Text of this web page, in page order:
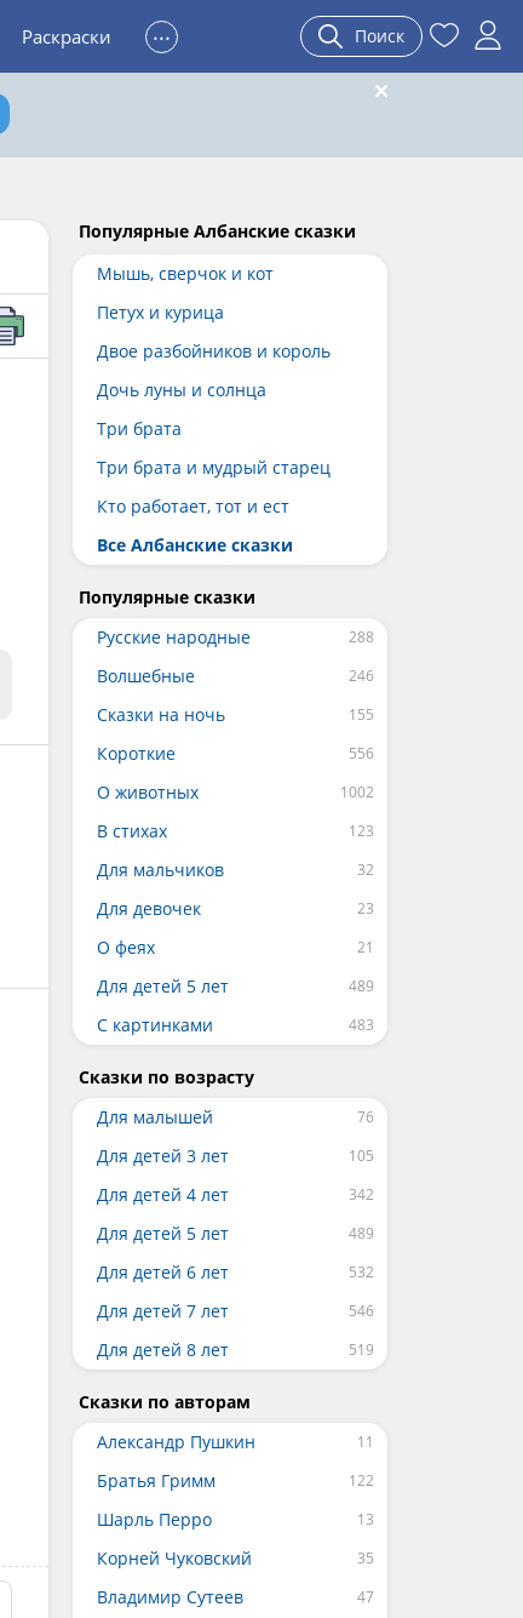
Раскраски ... Поиск
Популярные Албанские сказки
Мышь, сверчок и кот
Петух и курица
Двое разбойников и король
Дочь луны и солнца
Три брата
Три брата и мудрый старец
Кто работает, тот и ест
Все Албанские сказки
Популярные сказки
Русские народные
Волшебные
Сказки на ночь
Короткие
О животных
В стихах
Для мальчиков
Для девочек
О феях
Для детей 5 лет
С картинками
Сказки по возрасту
Для малышей
Для детей 3 лет
Для детей 4 лет
Для детей 5 лет
Для детей 6 лет
Для детей 7 лет
Для детей 8 лет
Сказки по авторам
Александр Пушкин
Братья Гримм
Шарль Перро
Корней Чуковский
Владимир Сутеев